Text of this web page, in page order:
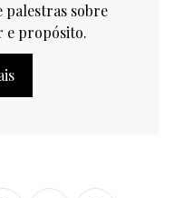
palestras sobre
e propósito.